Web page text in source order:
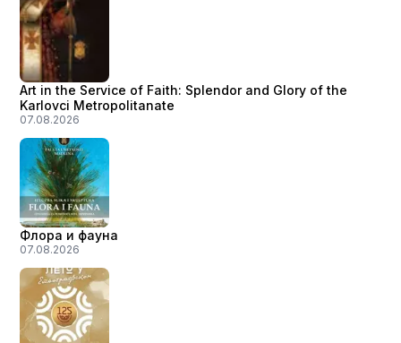
Art in the Service of Faith: Splendor and Glory of the
Karlovci Metropolitanate
07.08.2026
Флора и фауна
07.08.2026